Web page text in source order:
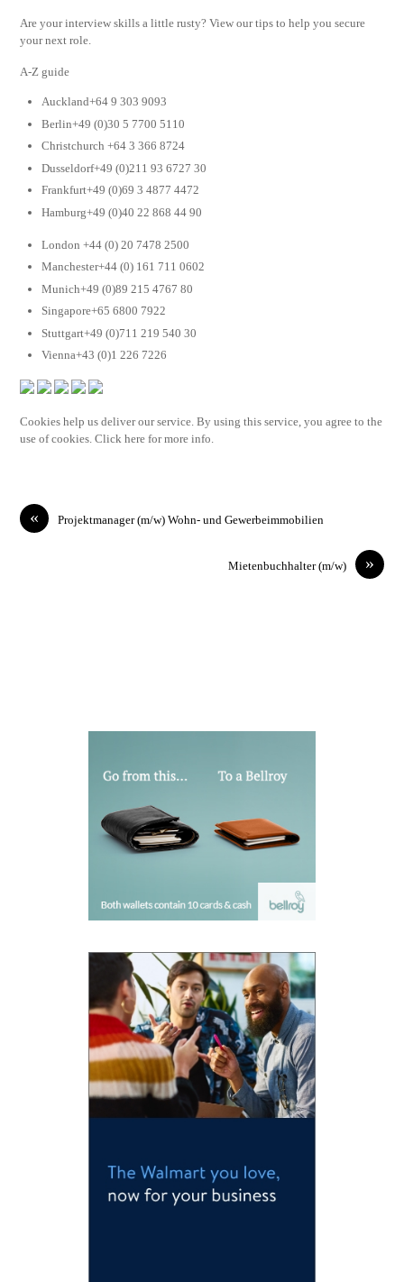
Are your interview skills a little rusty? View our tips to help you secure
your next role.
A-Z guide
Auckland+64 9 303 9093
Berlin+49 (0)30 5 7700 5110
Christchurch +64 3 366 8724
Dusseldorf+49 (0)211 93 6727 30
Frankfurt+49 (0)69 3 4877 4472
Hamburg+49 (0)40 22 868 44 90
London +44 (0) 20 7478 2500
Manchester+44 (0) 161 711 0602
Munich+49 (0)89 215 4767 80
Singapore+65 6800 7922
Stuttgart+49 (0)711 219 540 30
Vienna+43 (0)1 226 7226
Cookies help us deliver our service. By using this service, you agree to the
use of cookies. Click here for more info.
« Projektmanager (m/w) Wohn- und Gewerbeimmobilien
»
Mietenbuchhalter (m/w)